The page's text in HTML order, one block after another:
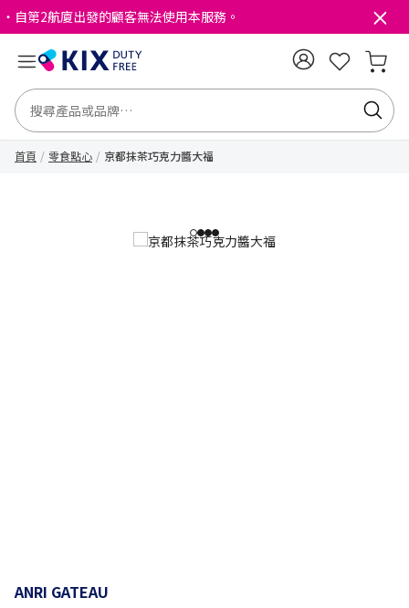
・自第2航廈出發的顧客無法使用本服務。
首頁 零食點心 京都抹茶巧克力醬大福
1234
ANRI GATEAU